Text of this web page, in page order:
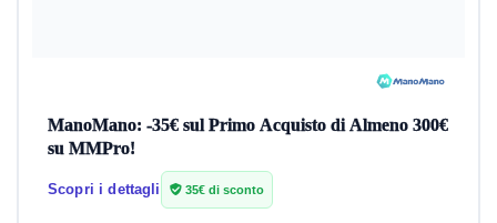
ManoMano: -35€ sul Primo Acquisto di Almeno 300€
su MMPro!
Scopri i dettagli 35€ di sconto